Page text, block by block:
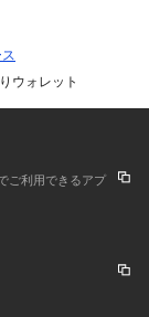
ウォレット
ご利用できるアプ